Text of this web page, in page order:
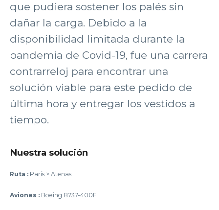
que pudiera sostener los palés sin
dañar la carga. Debido a la
disponibilidad limitada durante la
pandemia de Covid-19, fue una carrera
contrarreloj para encontrar una
solución viable para este pedido de
última hora y entregar los vestidos a
tiempo.
Nuestra solución
Ruta : París > Atenas
Aviones : Boeing B737-400F